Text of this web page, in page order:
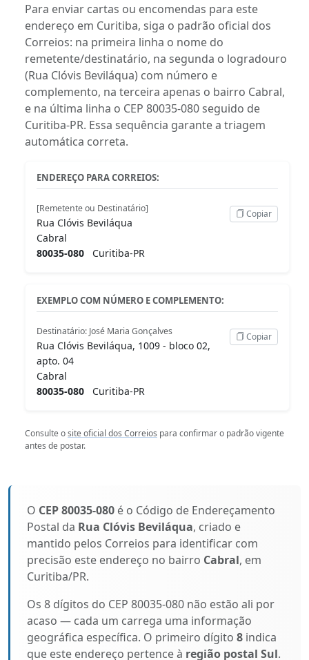
Para enviar cartas ou encomendas para este
endereço em Curitiba, siga o padrão oficial dos
Correios: na primeira linha o nome do
remetente/destinatário, na segunda o logradouro
(Rua Clóvis Beviláqua) com número e
complemento, na terceira apenas o bairro Cabral,
e na última linha o CEP 80035-080 seguido de
Curitiba-PR. Essa sequência garante a triagem
automática correta.
ENDEREÇO PARA CORREIOS:
[Remetente ou Destinatário]
Rua Clóvis Beviláqua
Cabral
80035-080 Curitiba-PR
Copiar
EXEMPLO COM NÚMERO E COMPLEMENTO:
Destinatário: José Maria Gonçalves
Rua Clóvis Beviláqua, 1009 - bloco 02,
apto. 04
Cabral
80035-080 Curitiba-PR
Copiar
Consulte osite oficial dos Correios para confirmar o padrão vigente
antes de postar.
O CEP 80035-080 é o Código de Endereçamento
Postal da Rua Clóvis Beviláqua, criado e
mantido pelos Correios para identificar com
precisão este endereço no bairro Cabral, em
Curitiba/PR.
Os 8 dígitos do CEP 80035-080 não estão ali por
acaso — cada um carrega uma informação
geográfica específica. O primeiro dígito 8 indica
que este endereço pertence à região postal Sul.